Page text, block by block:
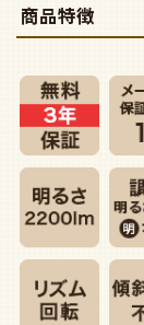
商品特徴